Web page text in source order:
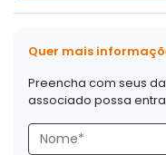
Quer mais
Preencha com seus
associado possa